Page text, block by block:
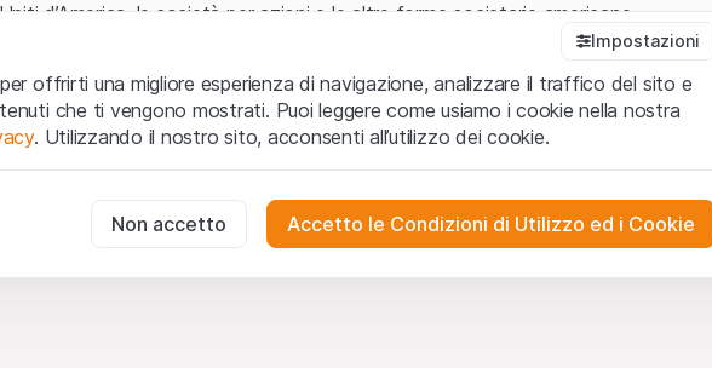
d’America, le società per azioni e le altre forme societarie americane.
web (di seguito, il “Sito”) si dichiara di aver compreso e di accettare le
avvertenze importanti e le condizioni di utilizzo ivi rese disponibili. Nel caso in
utilizzonon siano accettate, l’utente è tenuto ad interrompere l’utilizzo del
o invito ad acquistare
i dati, i servizi, gli strumenti, i documenti (i “Contenuti del Sito”) contenuti o
web hanno esclusivamente finalità informative e non rappresentano né
Impostazioni
offrirti una migliore esperienza di navigazione, analizzare il traffico del sito e
che ti vengono mostrati. Puoi leggere come usiamo i cookie nella nostra
. Utilizzando il nostro sito, acconsenti all’utilizzo dei cookie.
per il funzionamento del sito web e non possono essere disattivati.
Non accetto Accetto le Condizioni di Utilizzo ed i Cookie